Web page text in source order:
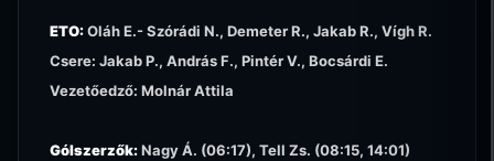
ETO:Oláh E.- Szórádi N., Demeter R., Jakab R., Vígh R.
Csere: Jakab P., András F., Pintér V., Bocsárdi E.
Vezetőedző: Molnár Attila
Gólszerzők:Nagy Á. (06:17), Tell Zs. (08:15, 14:01)